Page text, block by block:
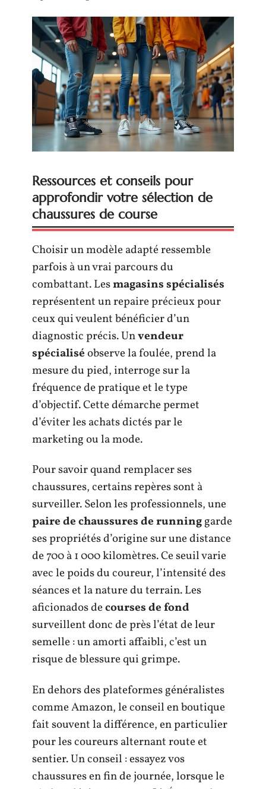
Ressources et conseils pour
approfondir votre sélection de
chaussures de course
Choisir un modèle adapté ressemble
parfois à un vrai parcours du
combattant. Lesmagasins spécialisés
représentent un repaire précieux pour
ceux qui veulent bénéficier d’un
diagnostic précis. Unvendeur
spécialiséobserve la foulée, prend la
mesure du pied, interroge sur la
fréquence de pratique et le type
d’objectif. Cette démarche permet
d’éviter les achats dictés par le
marketing ou la mode.
Pour savoir quand remplacer ses
chaussures, certains repères sont à
surveiller. Selon les professionnels, une
paire de chaussures de runninggarde
ses propriétés d’origine sur une distance
de 700 à 1 000 kilomètres. Ce seuil varie
avec le poids du coureur, l’intensité des
séances et la nature du terrain. Les
aficionados decourses de fond
surveillent donc de près l’état de leur
semelle : un amorti affaibli, c’est un
risque de blessure qui grimpe.
En dehors des plateformes généralistes
comme Amazon, le conseil en boutique
fait souvent la différence, en particulier
pour les coureurs alternant route et
sentier. Un conseil : essayez vos
chaussures en fin de journée, lorsque le